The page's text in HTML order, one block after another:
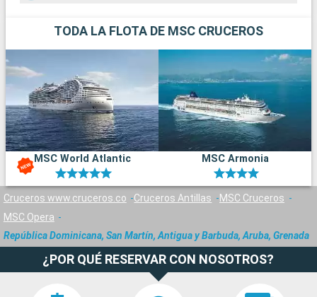
TODA LA FLOTA DE MSC CRUCEROS
MSC World Atlantic MSC Armonia
Cruceros www.cruceros.co Cruceros Antillas
MSC Cruceros
MSC Opera
República Dominicana, San Martín, Antigua y Barbuda, Aruba, Grenada
¿POR QUÉ RESERVAR CON NOSOTROS?